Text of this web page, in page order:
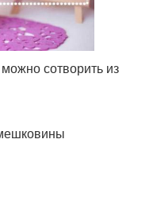
сотворить из